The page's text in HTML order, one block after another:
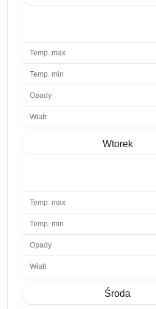
Wtorek
Środa